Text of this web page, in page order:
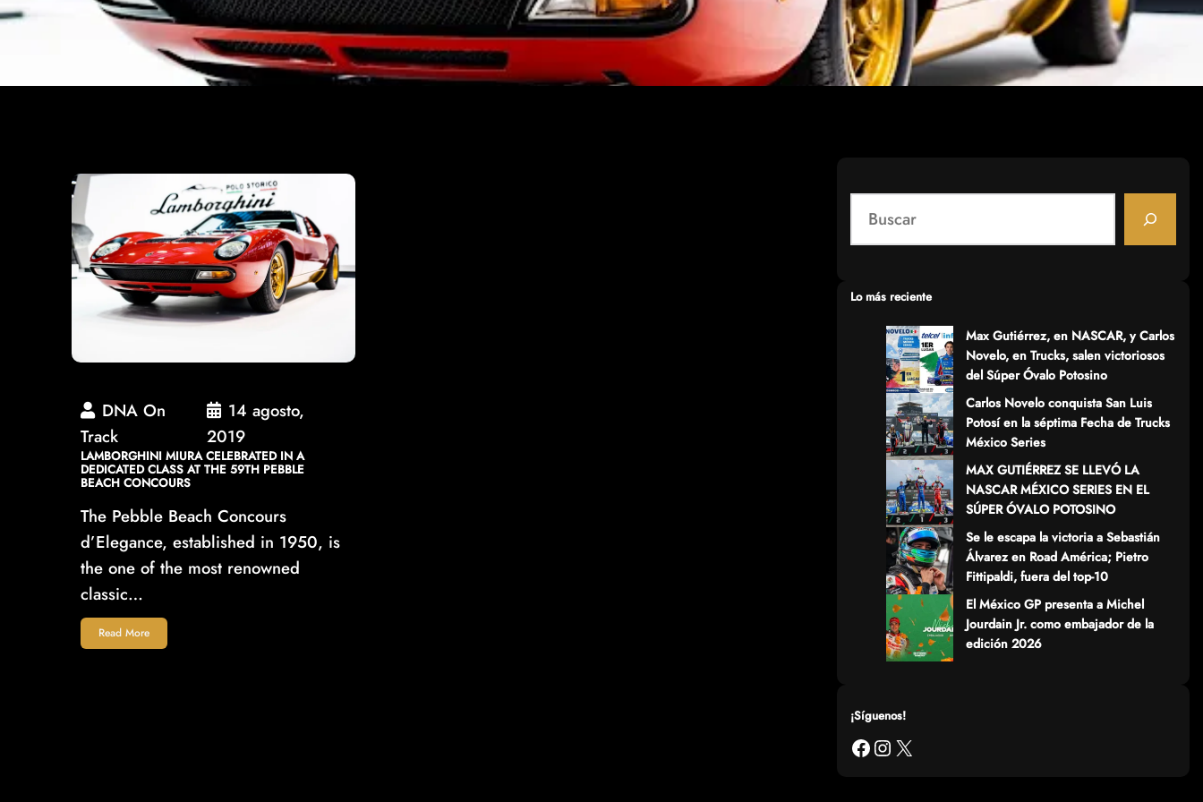
DNA On
Track
14 agosto,
2019
LAMBORGHINI MIURA CELEBRATED IN A
DEDICATED CLASS AT THE 59TH PEBBLE
BEACH CONCOURS
The Pebble Beach Concours
d’Elegance, established in 1950, is
the one of the most renowned
classic…
Read More
a
cLo más reciente
Max Gutiérrez, en NASCAR, y Carlos
Novelo, en Trucks, salen victoriosos
del Súper Óvalo Potosino
Carlos Novelo conquista San Luis
Potosí en la séptima Fecha de Trucks
México Series
MAX GUTIÉRREZ SE LLEVÓ LA
NASCAR MÉXICO SERIES EN EL
SÚPER ÓVALO POTOSINO
Se le escapa la victoria a Sebastián
Álvarez en Road América; Pietro
Fittipaldi, fuera del top-10
El México GP presenta a Michel
Jourdain Jr. como embajador de la
edición 2026
¡Síguenos!
Facebook Instagram X